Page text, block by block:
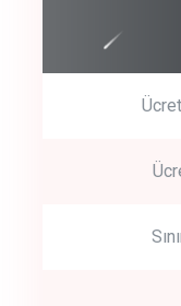
Start by trying our service